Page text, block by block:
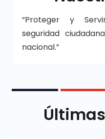
“Proteger y
seguridad
nacional.”